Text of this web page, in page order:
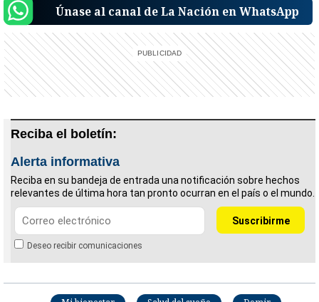
Únase al canal de La Nación en WhatsApp
Reciba el boletín:
Alerta informativa
Reciba en su bandeja de entrada una notificación sobre hechos
relevantes de última hora tan pronto ocurran en el país o el mundo.
Deseo recibir comunicaciones